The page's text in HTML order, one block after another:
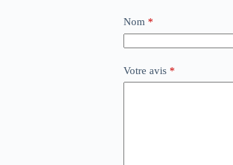
Nom *
Votre avis *